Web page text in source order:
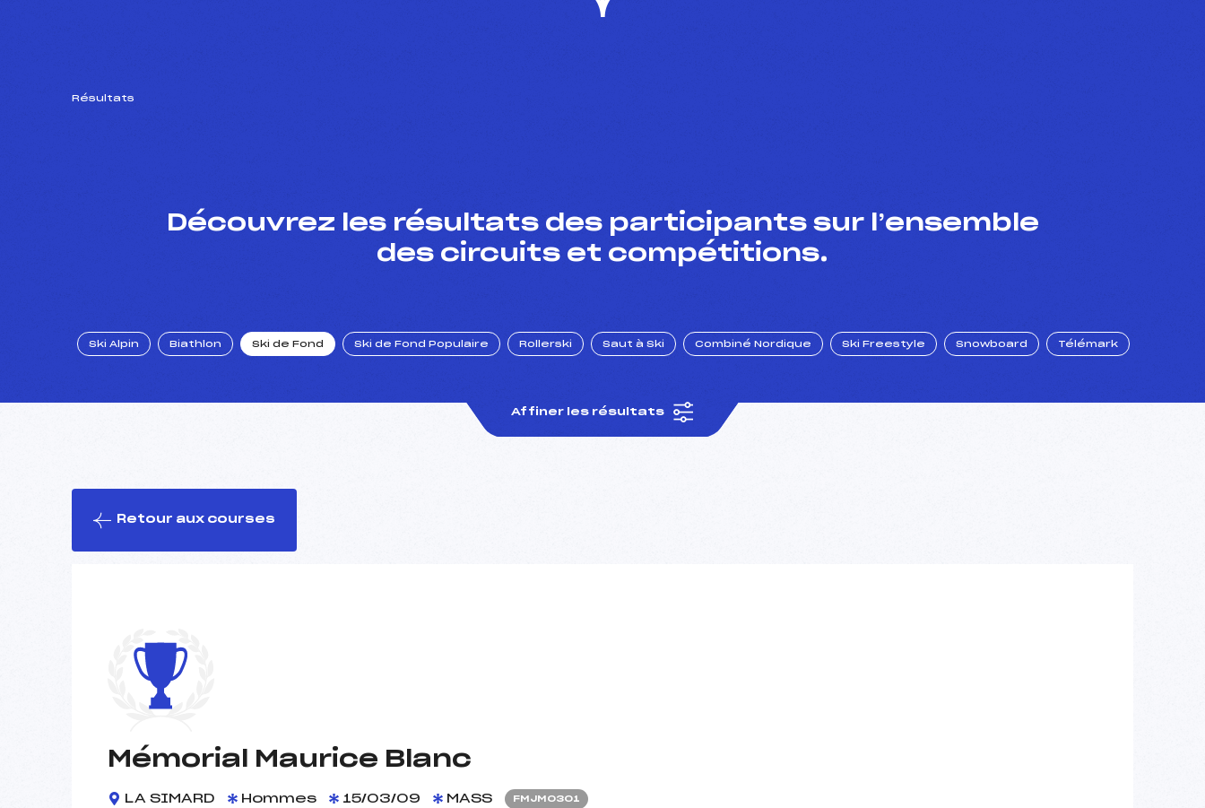
Résultats
Découvrez les résultats des participants sur l’ensemble
des circuits et compétitions.
Ski Alpin Biathlon Ski de Fond Ski de Fond Populaire Rollerski Saut à Ski Combiné Nordique Ski Freestyle Snowboard Télémark
Affiner les résultats
Retour aux courses
Mémorial Maurice Blanc
LA SIMARD Hommes 15/03/09 MASS FMJM0301